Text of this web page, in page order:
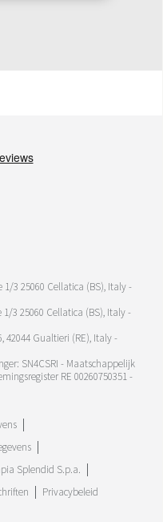
1/3 25060 Cellatica (BS), Italy -
3 25060 Cellatica (BS), Italy -
42044 Gualtieri (RE), Italy -
SN4CSRI - Maatschappelijk
RE 00260750351 -
Splendid S.p.a.
Privacybeleid